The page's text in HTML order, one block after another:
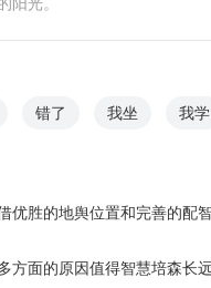
错了 我坐 我学
优胜的地舆位置和完善的配
方面的原因值得智慧培森长